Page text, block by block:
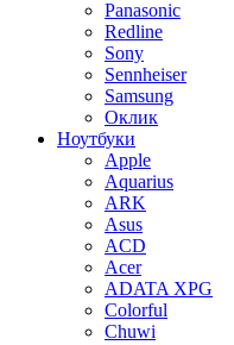
Panasonic
Redline
Sony
Sennheiser
Samsung
Оклик
Ноутбуки
Apple
Aquarius
ARK
Asus
ACD
Acer
ADATA XPG
Colorful
Chuwi